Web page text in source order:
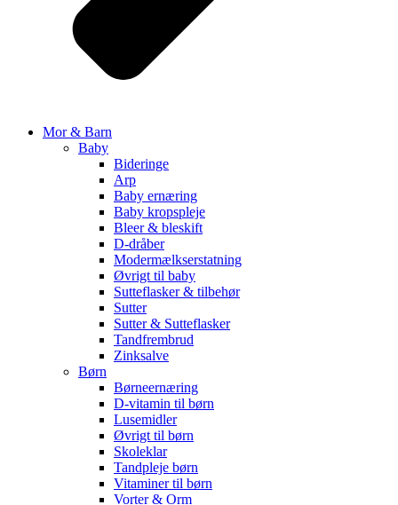
Mor & Barn
Baby
Bideringe
Arp
Baby ernæring
Baby kropspleje
Bleer & bleskift
D-dråber
Modermælkserstatning
Øvrigt til baby
Sutteflasker & tilbehør
Sutter
Sutter & Sutteflasker
Tandfrembrud
Zinksalve
Børn
Børneernæring
D-vitamin til børn
Lusemidler
Øvrigt til børn
Skoleklar
Tandpleje børn
Vitaminer til børn
Vorter & Orm